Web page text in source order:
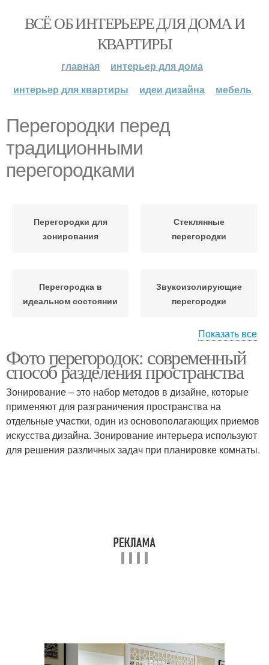
ВСЁ ОБ ИНТЕРЬЕРЕ ДЛЯ ДОМА И
КВАРТИРЫ
главная
интерьер для дома
интерьер для квартиры
идеи дизайна мебель
Перегородки перед
традиционными
перегородками
Перегородки для
зонирования
Стеклянные
перегородки
Перегородка в
идеальном состоянии
Звукоизолирующие
перегородки
способу
Показать все
Фото перегородок: современный
способ разделения пространства
Зонирование – это набор методов в дизайне, которые
применяют для разграничения пространства на
отдельные участки, один из основополагающих приемов
искусства дизайна. Зонирование интерьера используют
для решения различных задач при планировке комнаты.